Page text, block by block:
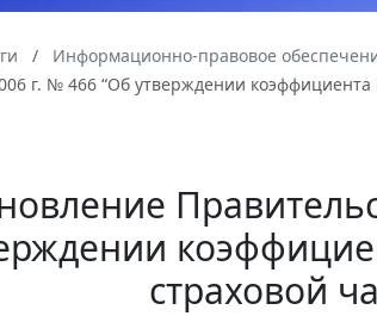
Информационно-правовое
г. № 466 “Об утверждении коэффициента
страховой